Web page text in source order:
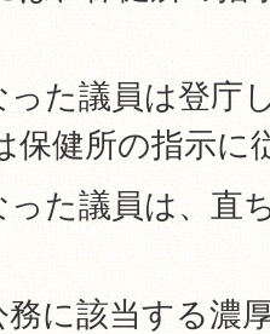
った議員は登庁
保健所の指示に
った議員は、直
務に該当する濃